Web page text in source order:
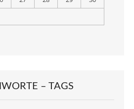
– TAGS